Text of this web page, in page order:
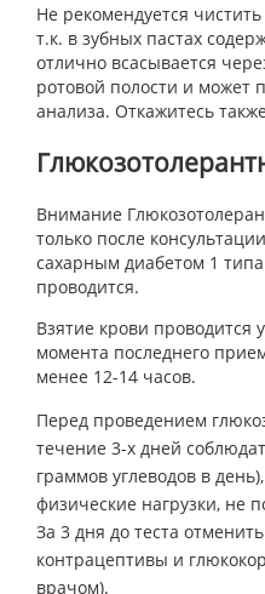
Не рекомендуется
т.к. в зубных пастах
отлично всасывается
ротовой полости и может
анализа. Откажитесь
Внимание
только после
сахарным диабетом 1
проводится.
Взятие крови проводится
момента последнего
менее 12-14 часов.
Перед проведением
течение 3-х дней
граммов углеводов в
физические нагрузки, не
За 3 дня до теста
контрацептивы и
врачом).